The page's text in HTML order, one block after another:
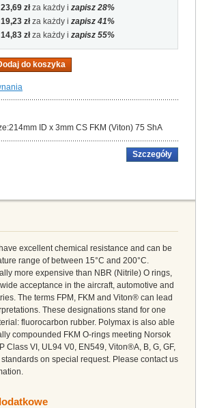
23,69 złza każdy i zapisz 28%
19,23 złza każdy i zapisz 41%
14,83 złza każdy i zapisz 55%
do koszyka
ID x 3mm CS FKM (Viton) 75 ShA
Szczegóły
excellent chemical resistance and can be
range of between 15°C and 200°C.
more expensive than NBR (Nitrile) O rings,
acceptance in the aircraft, automotive and
The terms FPM, FKM and Viton® can lead
These designations stand for one
fluorocarbon rubber. Polymax is also able
compounded FKM O-rings meeting Norsok
Class VI, UL94 V0, EN549, Viton®A, B, G, GF,
standards on special request. Please contact us